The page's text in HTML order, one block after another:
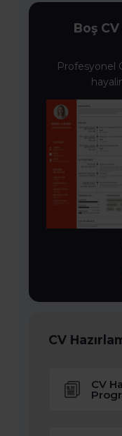
Boş
Profesyonel
CV
CV